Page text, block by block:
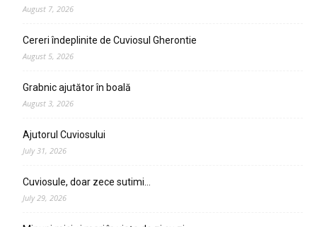
August 7, 2026
Cereri îndeplinite de Cuviosul Gherontie
August 5, 2026
Grabnic ajutător în boală
August 3, 2026
Ajutorul Cuviosului
July 31, 2026
Cuviosule, doar zece sutimi…
July 29, 2026